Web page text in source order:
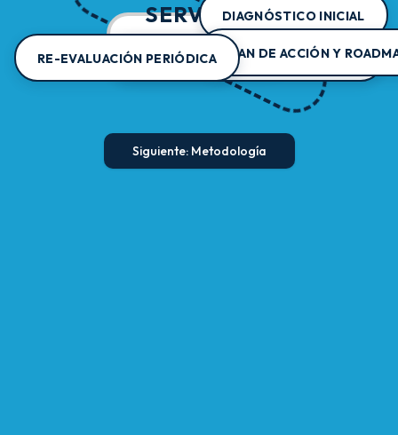
SERVICIO
CONTINUO
DIAGNÓSTICO INICIAL
INFORME EJECUTIVO Y FINANCIERO
PLAN DE ACCIÓN Y
RE-EVALUACIÓN PERIÓDICA
Siguiente: Metodología